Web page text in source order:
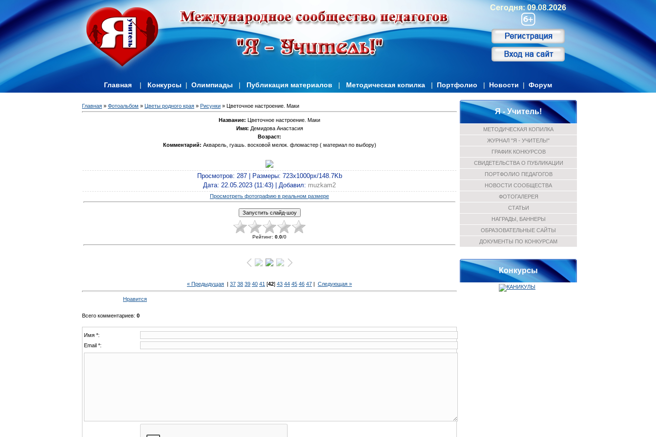
Сегодня: 09.08.2026
Главная | Конкурсы | Олимпиады | Публикация материалов | Методическая копилка | Портфолио | Новости | Форум
Главная » Фотоальбом » Цветы родного края » Рисунки » Цветочное настроение. Маки
Название: Цветочное настроение. Маки
Имя: Демидова Анастасия
Возраст:
Комментарий: Акварель, гуашь. восковой мелок. фломастер ( материал по выбору)
Просмотров: 287 | Размеры: 723x1000px/148.7Kb
Дата: 22.05.2023 (11:43) | Добавил: muzkam2
Просмотреть фотографию в реальном размере
Рейтинг: 0.0/0
« Предыдущая | 37 38 39 40 41 [42] 43 44 45 46 47 | Следующая »
Нравится
Всего комментариев: 0
Имя *:
Email *:
Я - Учитель!
МЕТОДИЧЕСКАЯ КОПИЛКА
ЖУРНАЛ "Я - УЧИТЕЛЬ!"
ГРАФИК КОНКУРСОВ
СВИДЕТЕЛЬСТВА О ПУБЛИКАЦИИ
ПОРТФОЛИО ПЕДАГОГОВ
НОВОСТИ СООБЩЕСТВА
ФОТОГАЛЕРЕЯ
СТАТЬИ
НАГРАДЫ, БАННЕРЫ
ОБРАЗОВАТЕЛЬНЫЕ САЙТЫ
ДОКУМЕНТЫ ПО КОНКУРСАМ
Конкурсы